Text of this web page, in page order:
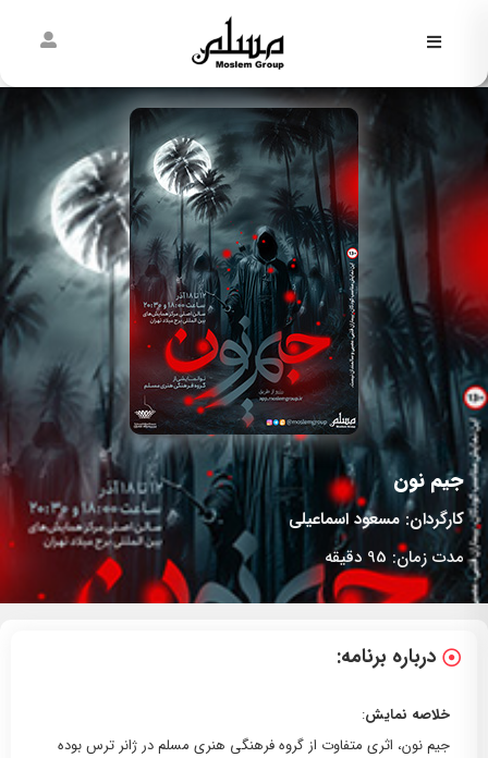
غدیر
پیش از
مسلم
جیم نون
کارگردان:مسعود اسماعیلی
مدت زمان: 95 دقیقه
درباره برنامه:
خلاصه نمایش:
جیم نون، اثری متفاوت از گروه فرهنگی هنری مسلم در ژانر ترس بوده